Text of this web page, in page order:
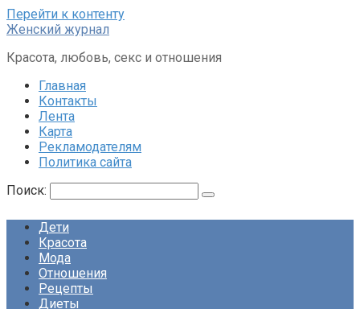
Перейти к контенту
Женский журнал
Красота, любовь, секс и отношения
Главная
Контакты
Лента
Карта
Рекламодателям
Политика сайта
Поиск:
Дети
Красота
Мода
Отношения
Рецепты
Диеты